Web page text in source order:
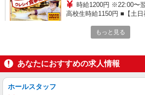
時給1200円 ※22:00〜
高校生時給1150円 ■【土日祝加給】 土日祝は1時
8:00）時給＋200円
千葉県香取市佐原ホ
もっと見る
あなたにおすすめの求人情報
ホールスタッフ